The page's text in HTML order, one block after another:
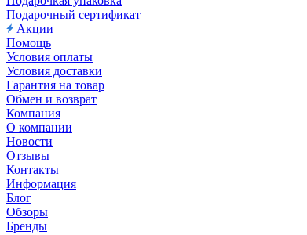
Подарочный сертификат
Акции
Помощь
Условия оплаты
Условия доставки
Гарантия на товар
Обмен и возврат
Компания
О компании
Новости
Отзывы
Контакты
Информация
Блог
Обзоры
Бренды